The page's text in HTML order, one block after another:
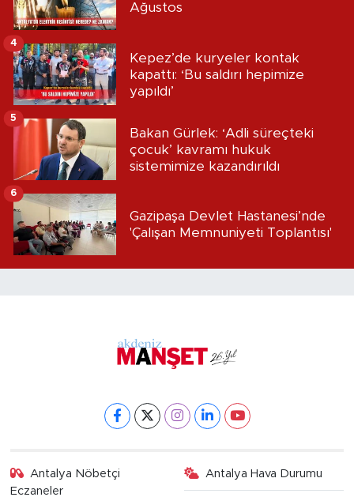
Ağustos
Kepez’de kuryeler kontak
kapattı: ‘Bu saldırı hepimize
yapıldı’
4
Bakan Gürlek: ‘Adli süreçteki
çocuk’ kavramı hukuk
sistemimize kazandırıldı
5
Gazipaşa Devlet Hastanesi’nde
'Çalışan Memnuniyeti Toplantısı'
6
Antalya Nöbetçi
Eczaneler
Antalya Hava Durumu